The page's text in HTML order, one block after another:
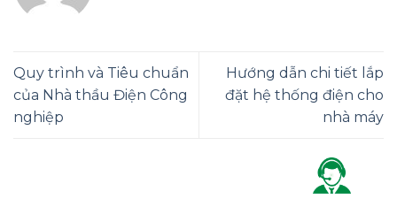
Quy trình và Tiêu chuẩn
của Nhà thầu Điện Công
nghiệp
Hướng dẫn chi tiết lắp
đặt hệ thống điện cho
nhà máy